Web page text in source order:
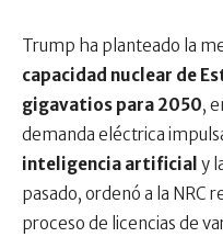
Trump ha planteado la
capacidad nuclear de
gigavatios para 2050,
demanda eléctrica
inteligencia artificial y
pasado, ordenó a la NRC
proceso de licencias de